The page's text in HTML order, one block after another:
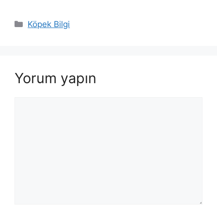
Kategoriler
Köpek Bilgi
Yorum yapın